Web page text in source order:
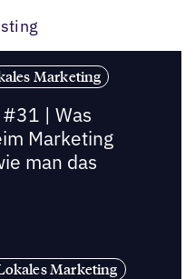
Marketing
| Was
Marketing
man das
Marketing